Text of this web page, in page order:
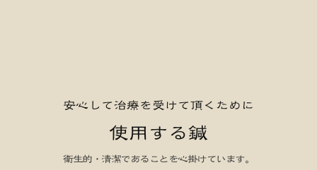
安心して治療を受けて頂くために
使用する鍼
衛生的・清潔であることを心掛けています。